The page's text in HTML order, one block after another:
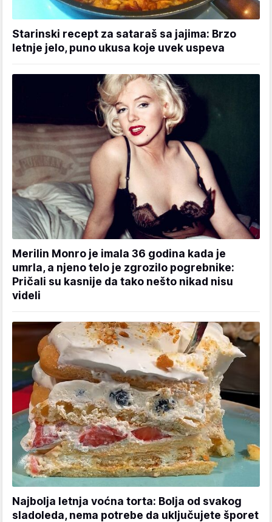
Starinski recept za sataraš sa jajima: Brzo
letnje jelo, puno ukusa koje uvek uspeva
Merilin Monro je imala 36 godina kada je
umrla, a njeno telo je zgrozilo pogrebnike:
Pričali su kasnije da tako nešto nikad nisu
videli
Najbolja letnja voćna torta: Bolja od svakog
sladoleda, nema potrebe da uključujete šporet